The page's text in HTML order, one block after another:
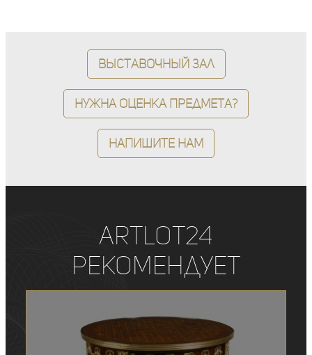
Выставочный зал
Нужна оценка предмета?
Напишите нам
ArtLot24
рекомендует